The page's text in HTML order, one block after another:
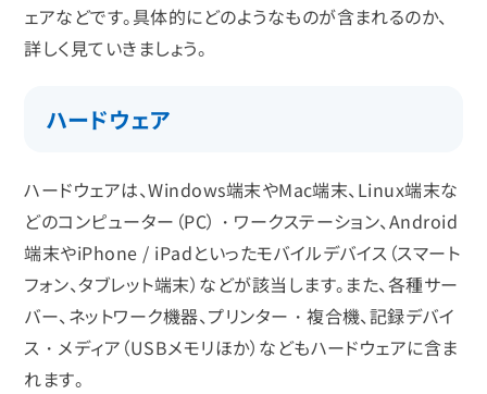
ェアなどです。具体的にどのようなものが含まれるのか、
詳しく見ていきましょう。
ハードウェア
ハードウェアは、Windows端末やMac端末、Linux端末な
どのコンピューター（PC）・ワークステーション、Android
端末やiPhone / iPadといったモバイルデバイス（スマート
フォン、タブレット端末）などが該当します。また、各種サー
バー、ネットワーク機器、プリンター・複合機、記録デバイ
ス・メディア（USBメモリほか）などもハードウェアに含ま
れます。